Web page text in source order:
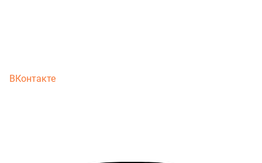
ВКонтакте